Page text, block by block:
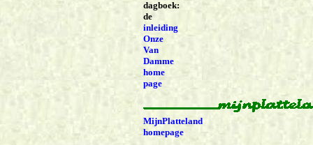
dagboek:
de
inleiding
Onze
Van
Damme
home
page
MijnPlatteland
homepage